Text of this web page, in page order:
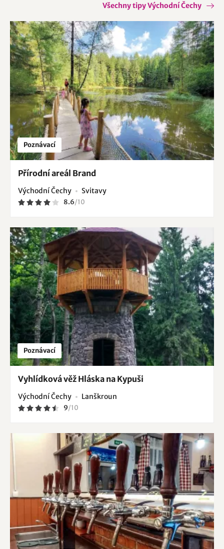
Všechny tipy Východní Čechy
Poznávací
Přírodní areál Brand
Východní Čechy Svitavy
8.6/10
Poznávací
Vyhlídková věž Hláska na Kypuši
Východní Čechy Lanškroun
9/10